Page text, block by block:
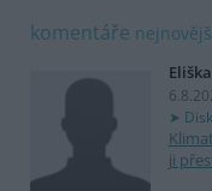
komentáře
ji